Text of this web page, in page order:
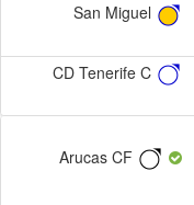
San Miguel
CD Tenerife C
Arucas CF